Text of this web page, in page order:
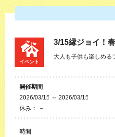
イベント
3/15縁ジョイ！
大人も子供も楽しめる
開催期間
2026/03/15 ～ 2026/03/15
休み： －
時間